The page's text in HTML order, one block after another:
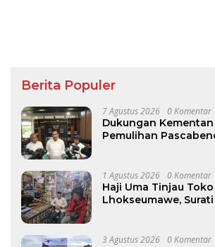
Berita Populer
7 Agustus 2026 0 Komentar
Dukungan
Pemulihan
1 Agustus 2026 0 Komentar
Haji Uma Tinjau
Lhokseumawe,
3 Agustus 2026 0 Komentar